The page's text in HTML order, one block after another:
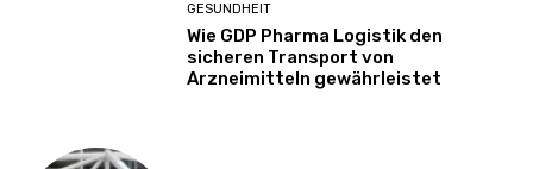
GESUNDHEIT
Wie GDP Pharma Logistik den
sicheren Transport von
Arzneimitteln gewährleistet